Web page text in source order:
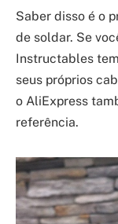
Saber disso é o
de soldar. Se
Instructables
seus próprios
o AliExpress
referência.